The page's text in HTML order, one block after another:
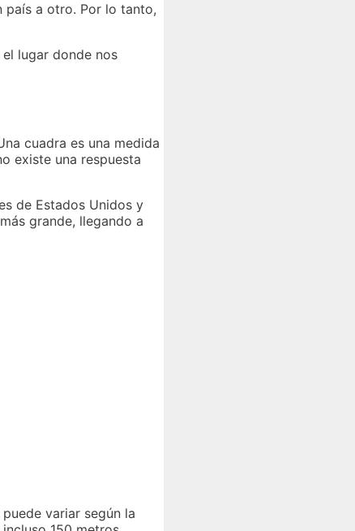
país a otro. Por lo tanto,
lugar donde nos
cuadra es una medida
existe una respuesta
de Estados Unidos y
grande, llegando a
variar según la